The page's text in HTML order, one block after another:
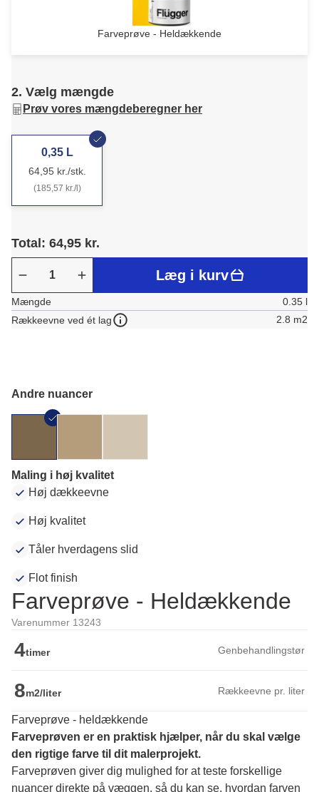
Farveprøve - Heldækkende
2. Vælg mængde
Prøv vores mængdeberegner her
0,35 L
64,95 kr./stk.
(185,57 kr./l)
Total: 64,95 kr.
Læg i kurv
Mængde
0.35 l
Rækkeevne ved ét lag
2.8 m2
Andre nuancer
Maling i høj kvalitet
Høj dækkeevne
Høj kvalitet
Tåler hverdagens slid
Flot finish
Farveprøve - Heldækkende
Varenummer 13243
4timer Genbehandlingstør
8m2/liter Rækkeevne pr. liter
Farveprøve - heldækkende
Farveprøven er en praktisk hjælper, når du skal vælge
den rigtige farve til dit malerprojekt.
Farveprøven giver dig mulighed for at teste forskellige
nuancer direkte på væggen, så du kan se, hvordan farven